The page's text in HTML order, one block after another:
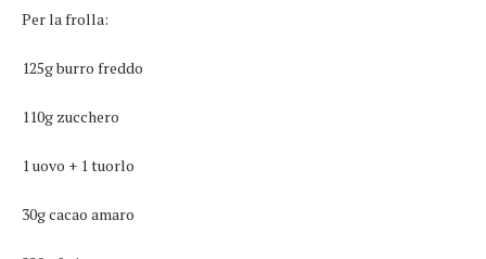
Per la frolla:
125g burro freddo
110g zucchero
1 uovo + 1 tuorlo
30g cacao amaro